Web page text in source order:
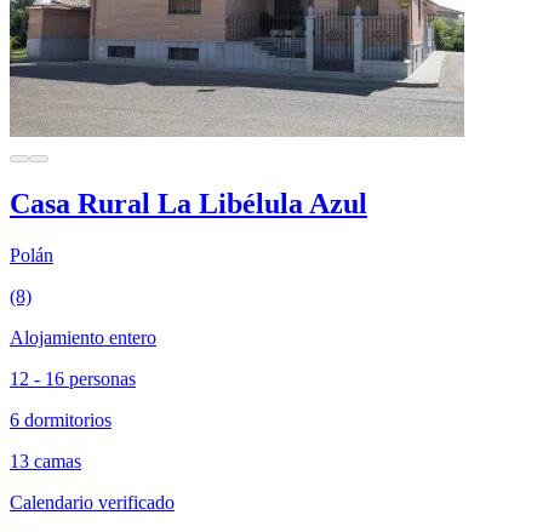
Casa Rural La Libélula Azul
Polán
(8)
Alojamiento entero
12 - 16 personas
6 dormitorios
13 camas
Calendario verificado